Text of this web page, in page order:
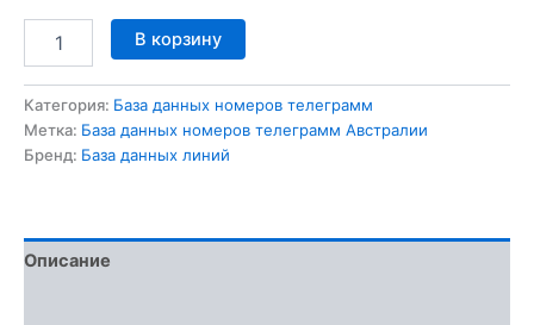
В корзину
Категория: База данных номеров телеграмм
Метка: База данных номеров телеграмм Австралии
Бренд: База данных линий
Описание